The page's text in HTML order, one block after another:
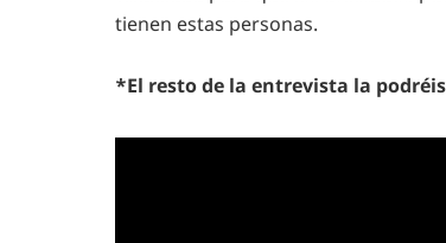
tienen estas personas.
*El resto de la entrevista la